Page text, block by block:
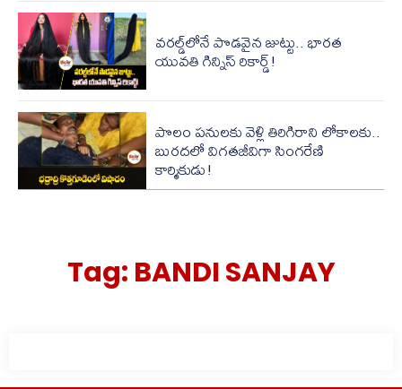
వ‌ర‌ల్డ్‌లోనే పొడ‌వైన జుట్టు.. భారత
యువతి గిన్నిస్ రికార్డ్‌!
పొలం పనులకు వెళ్లి తిరిగిరాని లోకాలకు..
బురదలో విగతజీవిగా సింగరేణి
కార్మికుడు!
Tag: BANDI SANJAY